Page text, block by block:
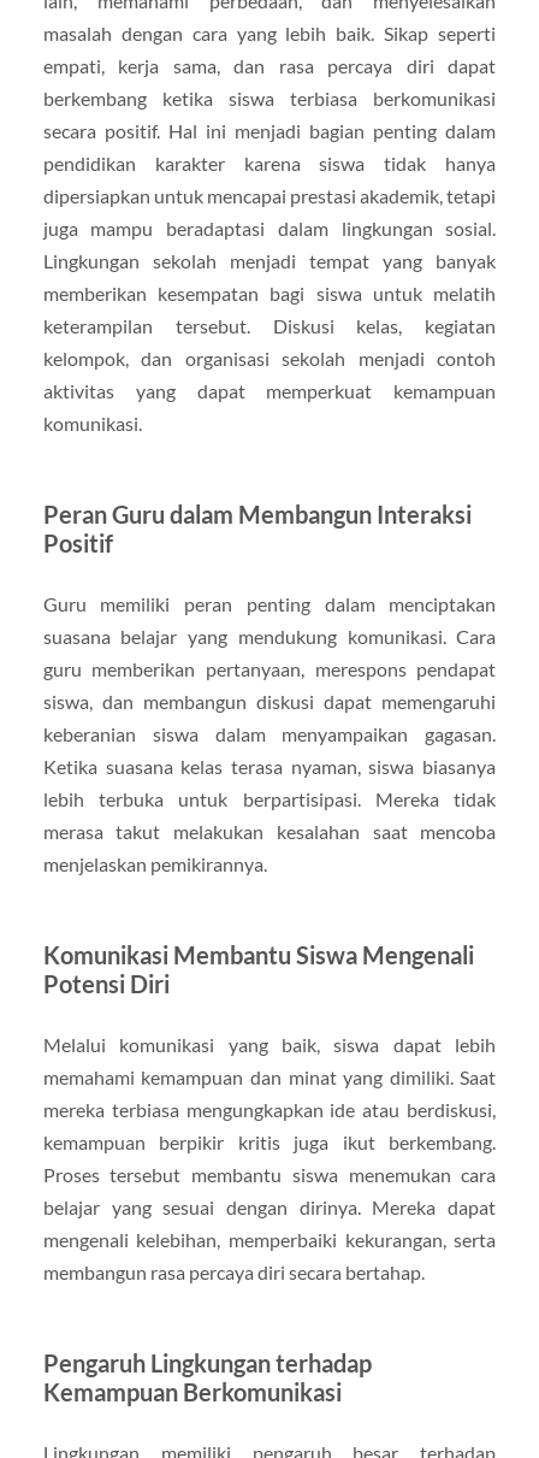
masalah dengan cara yang lebih baik. Sikap seperti
empati, kerja sama, dan rasa percaya diri dapat
berkembang ketika siswa terbiasa berkomunikasi
secara positif. Hal ini menjadi bagian penting dalam
pendidikan karakter karena siswa tidak hanya
dipersiapkan untuk mencapai prestasi akademik, tetapi
juga mampu beradaptasi dalam lingkungan sosial.
Lingkungan sekolah menjadi tempat yang banyak
memberikan kesempatan bagi siswa untuk melatih
keterampilan tersebut. Diskusi kelas, kegiatan
kelompok, dan organisasi sekolah menjadi contoh
aktivitas yang dapat memperkuat kemampuan
komunikasi.
Peran Guru dalam Membangun Interaksi
Positif
Guru memiliki peran penting dalam menciptakan
suasana belajar yang mendukung komunikasi. Cara
guru memberikan pertanyaan, merespons pendapat
siswa, dan membangun diskusi dapat memengaruhi
keberanian siswa dalam menyampaikan gagasan.
Ketika suasana kelas terasa nyaman, siswa biasanya
lebih terbuka untuk berpartisipasi. Mereka tidak
merasa takut melakukan kesalahan saat mencoba
menjelaskan pemikirannya.
Komunikasi Membantu Siswa Mengenali
Potensi Diri
Melalui komunikasi yang baik, siswa dapat lebih
memahami kemampuan dan minat yang dimiliki. Saat
mereka terbiasa mengungkapkan ide atau berdiskusi,
kemampuan berpikir kritis juga ikut berkembang.
Proses tersebut membantu siswa menemukan cara
belajar yang sesuai dengan dirinya. Mereka dapat
mengenali kelebihan, memperbaiki kekurangan, serta
membangun rasa percaya diri secara bertahap.
Pengaruh Lingkungan terhadap
Kemampuan Berkomunikasi
Lingkungan memiliki pengaruh besar terhadap